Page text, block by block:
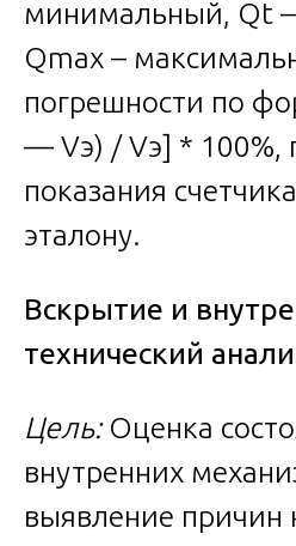
минимальный, Qt
Qmax –
погрешности по
— Vэ) / Vэ] * 100%,
показания
эталону.
Вскрытие и
технический
Цель:Оценка
внутренних
выявление причин